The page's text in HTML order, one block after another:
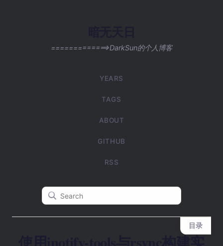
=============>DarkSun的个人博客
YEARS
TAGS
ABOUT
GITHUB
RSS
目录